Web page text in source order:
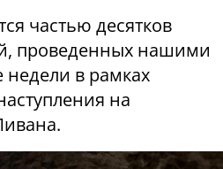
частью десятков
проведенных нашими
в рамках
на